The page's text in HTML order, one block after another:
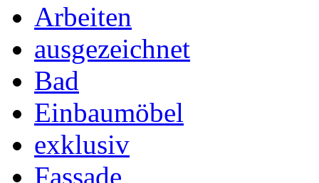
Arbeiten
ausgezeichnet
Bad
Einbaumöbel
exklusiv
Fassade